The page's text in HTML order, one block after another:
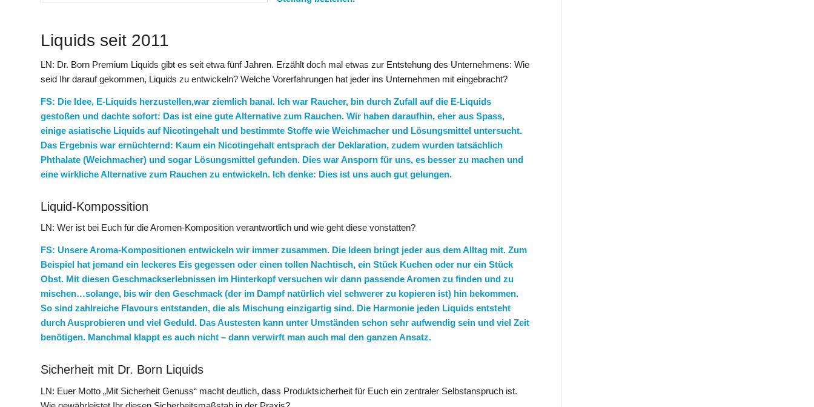
Liquids seit 2011
LN: Dr. Born Premium Liquids gibt es seit etwa fünf Jahren. Erzählt doch mal etwas zur Entstehung des Unternehmens: Wie
seid Ihr darauf gekommen, Liquids zu entwickeln? Welche Vorerfahrungen hat jeder ins Unternehmen mit eingebracht?
FS: Die Idee, E-Liquids herzustellen,war ziemlich banal. Ich war Raucher, bin durch Zufall auf die E-Liquids
gestoßen und dachte sofort: Das ist eine gute Alternative zum Rauchen. Wir haben daraufhin, eher aus Spass,
einige asiatische Liquids auf Nicotingehalt und bestimmte Stoffe wie Weichmacher und Lösungsmittel untersucht.
Das Ergebnis war ernüchternd: Kaum ein Nicotingehalt entsprach der Deklaration, zudem wurden tatsächlich
Phthalate (Weichmacher) und sogar Lösungsmittel gefunden. Dies war Ansporn für uns, es besser zu machen und
eine wirkliche Alternative zum Rauchen zu entwickeln. Ich denke: Dies ist uns auch gut gelungen.
Liquid-Kompossition
LN: Wer ist bei Euch für die Aromen-Komposition verantwortlich und wie geht diese vonstatten?
FS: Unsere Aroma-Kompositionen entwickeln wir immer zusammen. Die Ideen bringt jeder aus dem Alltag mit. Zum
Beispiel hat jemand ein leckeres Eis gegessen oder einen tollen Nachtisch, ein Stück Kuchen oder nur ein Stück
Obst. Mit diesen Geschmackserlebnissen im Hinterkopf versuchen wir dann passende Aromen zu finden und zu
mischen…solange, bis wir den Geschmack (der im Dampf natürlich viel schwerer zu kopieren ist) hin bekommen.
So sind zahlreiche Flavours entstanden, die als Mischung einzigartig sind. Die Harmonie jeden Liquids entsteht
durch Ausprobieren und viel Geduld. Das Austesten kann unter Umständen schon sehr aufwendig sein und viel Zeit
benötigen. Manchmal klappt es auch nicht – dann verwirft man auch mal den ganzen Ansatz.
Sicherheit mit Dr. Born Liquids
LN: Euer Motto „Mit Sicherheit Genuss“ macht deutlich, dass Produktsicherheit für Euch ein zentraler Selbstanspruch ist.